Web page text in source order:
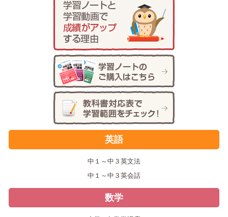
英語
中１～中３英文法
中１～中３英会話
数学